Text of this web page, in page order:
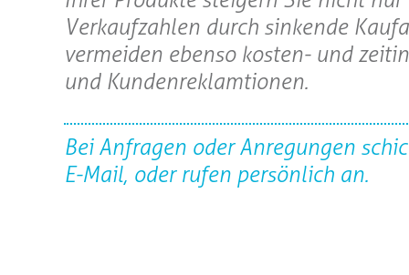
Verkaufzahlen durch sinkende
vermeiden ebenso kosten- und
und Kundenreklamtionen.
Bei Anfragen oder Anregungen
E-Mail, oder rufen persönlich an.